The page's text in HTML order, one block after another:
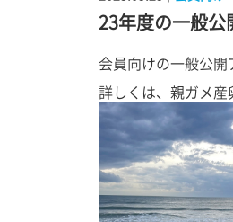
23年度の一般
会員向けの一般公
詳しくは、親ガメ